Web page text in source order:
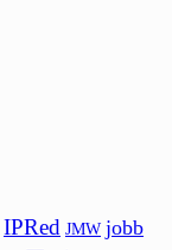
IPRed JMW jobb